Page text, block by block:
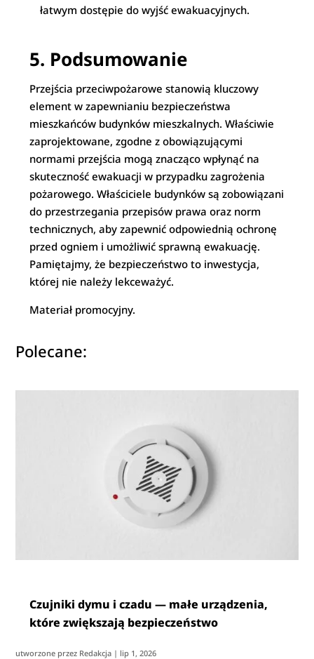
łatwym dostępie do wyjść ewakuacyjnych.
5. Podsumowanie
Przejścia przeciwpożarowe stanowią kluczowy
element w zapewnianiu bezpieczeństwa
mieszkańców budynków mieszkalnych. Właściwie
zaprojektowane, zgodne z obowiązującymi
normami przejścia mogą znacząco wpłynąć na
skuteczność ewakuacji w przypadku zagrożenia
pożarowego. Właściciele budynków są zobowiązani
do przestrzegania przepisów prawa oraz norm
technicznych, aby zapewnić odpowiednią ochronę
przed ogniem i umożliwić sprawną ewakuację.
Pamiętajmy, że bezpieczeństwo to inwestycja,
której nie należy lekceważyć.
Materiał promocyjny.
Polecane:
Czujniki dymu i czadu — małe urządzenia,
które zwiększają bezpieczeństwo
utworzone przez Redakcja | lip 1, 2026